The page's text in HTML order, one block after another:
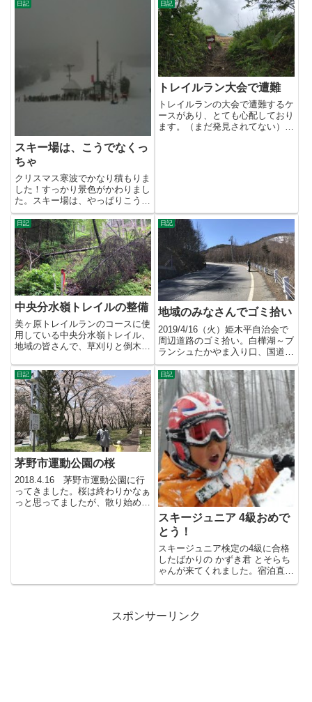
日記
スキー場は、こうでなくっ
ちゃ
クリスマス寒波でかなり積もりま
した！すっかり景色がかわりまし
た。スキー場は、やっぱりこうで
なくっちゃね。 25日はほぼ...
日記
トレイルラン大会で遭難
トレイルランの大会で遭難するケ
ースがあり、とても心配しており
ます。（まだ発見されてない）正
日記
中央分水嶺トレイルの整備
美ヶ原トレイルランのコースに使
用している中央分水嶺トレイル、
地域の皆さんで、草刈りと倒木処
中...
日記
地域のみなさんでゴミ拾い
2019/4/16（火）姫木平自治会で
周辺道路のゴミ拾い。白樺湖～ブ
ランシュたかやま入り口、国道～
エコーバレー間を手分け...
日記
茅野市運動公園の桜
2018.4.16 茅野市運動公園に行
ってきました。桜は終わりかなぁ
っと思ってましたが、散り始めぐ
日記
スキージュニア 4級おめで
とう！
スキージュニア検定の4級に合格
したばかりの かずき君 とそらち
ゃんが来てくれました。宿泊直前
のキャンプ？合宿？で、合格し...
スポンサーリンク